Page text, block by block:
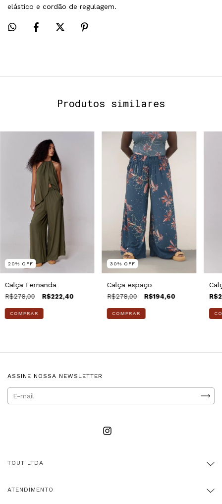
elástico e cordão de regulagem.
Produtos similares
20% OFF
Calça Fernanda
R$278,00 R$222,40
COMPRAR
30% OFF
Calça espaço
R$278,00 R$194,60
COMPRAR
ASSINE NOSSA NEWSLETTER
TOUT LTDA
ATENDIMENTO